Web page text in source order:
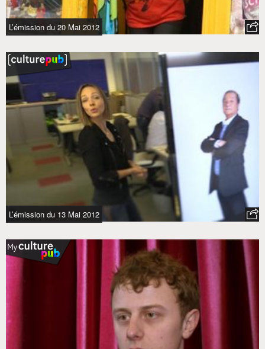
L’émission du 20 Mai 2012
L’émission du 13 Mai 2012